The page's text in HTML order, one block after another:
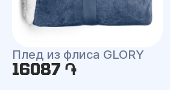
Плед из флиса GLORY
16087 ֏